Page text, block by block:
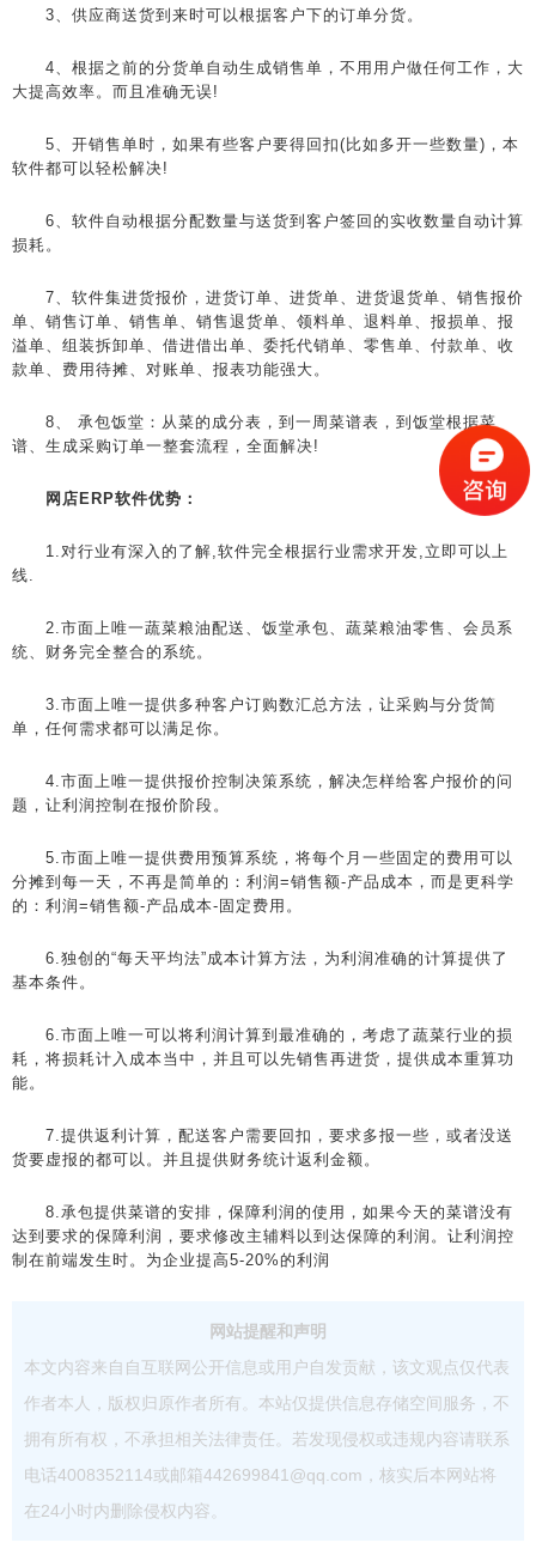
3、供应商送货到来时可以根据客户下的订单分货。
4、根据之前的分货单自动生成销售单，不用用户做任何工作，大
大提高效率。而且准确无误!
5、开销售单时，如果有些客户要得回扣(比如多开一些数量)，本
软件都可以轻松解决!
6、软件自动根据分配数量与送货到客户签回的实收数量自动计算
损耗。
7、软件集进货报价，进货订单、进货单、进货退货单、销售报价
单、销售订单、销售单、销售退货单、领料单、退料单、报损单、报
溢单、组装拆卸单、借进借出单、委托代销单、零售单、付款单、收
款单、费用待摊、对账单、报表功能强大。
8、 承包饭堂：从菜的成分表，到一周菜谱表，到饭堂根据菜
谱、生成采购订单一整套流程，全面解决!
网店ERP软件优势：
1.对行业有深入的了解,软件完全根据行业需求开发,立即可以上
线.
2.市面上唯一蔬菜粮油配送、饭堂承包、蔬菜粮油零售、会员系
统、财务完全整合的系统。
3.市面上唯一提供多种客户订购数汇总方法，让采购与分货简
单，任何需求都可以满足你。
4.市面上唯一提供报价控制决策系统，解决怎样给客户报价的问
题，让利润控制在报价阶段。
5.市面上唯一提供费用预算系统，将每个月一些固定的费用可以
分摊到每一天，不再是简单的：利润=销售额-产品成本，而是更科学
的：利润=销售额-产品成本-固定费用。
6.独创的“每天平均法”成本计算方法，为利润准确的计算提供了
基本条件。
6.市面上唯一可以将利润计算到最准确的，考虑了蔬菜行业的损
耗，将损耗计入成本当中，并且可以先销售再进货，提供成本重算功
能。
7.提供返利计算，配送客户需要回扣，要求多报一些，或者没送
货要虚报的都可以。并且提供财务统计返利金额。
8.承包提供菜谱的安排，保障利润的使用，如果今天的菜谱没有
达到要求的保障利润，要求修改主辅料以到达保障的利润。让利润控
制在前端发生时。为企业提高5-20%的利润
网站提醒和声明
本文内容来自自互联网公开信息或用户自发贡献，该文观点仅代表
作者本人，版权归原作者所有。本站仅提供信息存储空间服务，不
拥有所有权，不承担相关法律责任。若发现侵权或违规内容请联系
电话4008352114或邮箱442699841@qq.com，核实后本网站将
在24小时内删除侵权内容。